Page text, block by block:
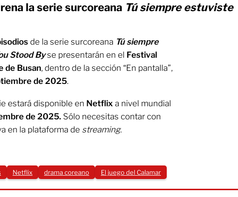
la serie surcoreana Tú siempre estuviste
de la serie surcoreana Tú siempre
Stood Byse presentarán en el Festival
de Busan, dentro de la sección “En pantalla”,
de 2025.
estará disponible en Netflix a nivel mundial
de 2025. Sólo necesitas contar con
en la plataforma de streaming.
Netflix drama coreano El juego del Calamar